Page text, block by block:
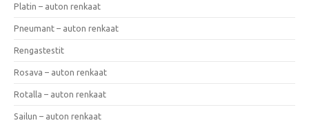
Platin – auton renkaat
Pneumant – auton renkaat
Rengastestit
Rosava – auton renkaat
Rotalla – auton renkaat
Sailun – auton renkaat